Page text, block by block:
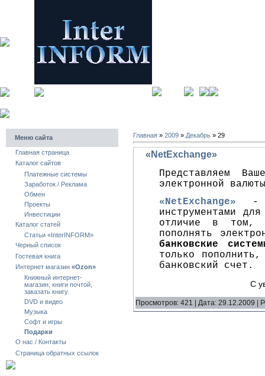
Меню сайта
Главная страница
Каталог сайтов
Платежные системы
Заработок / Реклама
Обмен
Проекты
Инвестиции
Каталог статей
Cтатьи «InterINFORM»
Черный список
Гостевая книга
Интернет магазин «Ozon»
Книжный интернет-
магазин, книги почтой,
заказать книгу.
DVD и видео
Музыка
Софт и игры
Подарки
О нас / Контакты
Страница обратных ссылок
Главная » 2009 » Декабрь » 29
«NetExchange»
Представляем
электронной
«NetExchange» -
инструментами
отличие в том,
пополнять
банковские
только
банковский счет.
С
Просмотров: 421 | Дата: 29.12.2009 |